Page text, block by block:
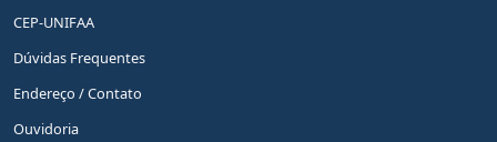
CEP-UNIFAA
Dúvidas Frequentes
Endereço / Contato
Ouvidoria